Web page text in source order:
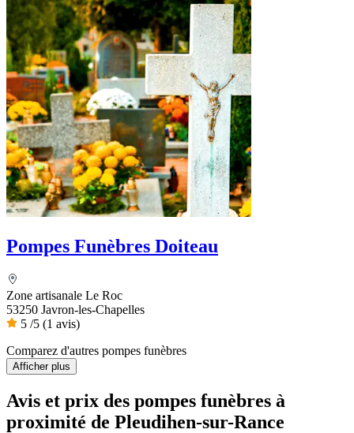
Pompes Funèbres Doiteau
Zone artisanale Le Roc
53250 Javron-les-Chapelles
5 /5 (1 avis)
Comparez d'autres pompes funèbres
Afficher plus
Avis et prix des pompes funèbres à
proximité de Pleudihen-sur-Rance